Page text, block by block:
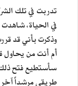
تدربت في تلك
في الحياة،
وذكرت بأني قد
أم أنت من يحاول
سأستطيع فتح ذلك